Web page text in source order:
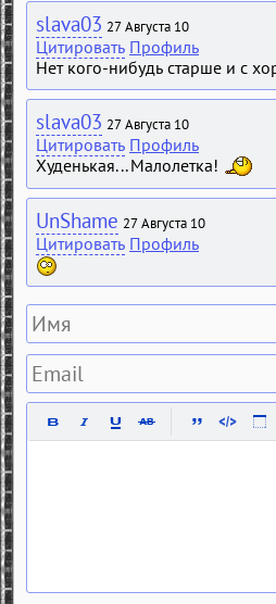
slava03 27 Августа 10
Цитировать Профиль
Нет кого-нибудь старше и с
slava03 27 Августа 10
Цитировать Профиль
Худенькая... Малолетка!
UnShame 27 Августа 10
Цитировать Профиль